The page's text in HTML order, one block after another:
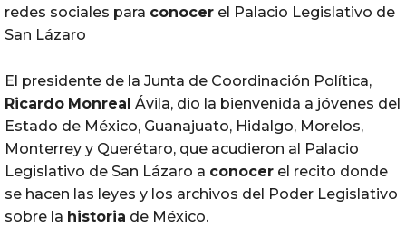
redes sociales para conocer el Palacio Legislativo de
San Lázaro
El presidente de la Junta de Coordinación Política,
Ricardo Monreal Ávila, dio la bienvenida a jóvenes del
Estado de México, Guanajuato, Hidalgo, Morelos,
Monterrey y Querétaro, que acudieron al Palacio
Legislativo de San Lázaro a conocer el recito donde
se hacen las leyes y los archivos del Poder Legislativo
sobre la historia de México.